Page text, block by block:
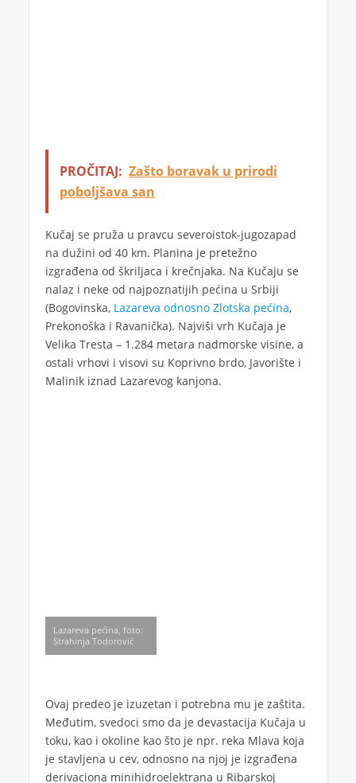
PROČITAJ: Zašto boravak u prirodi
poboljšava san
Kučaj se pruža u pravcu severoistok-jugozapad
na dužini od 40 km. Planina je pretežno
izgrađena od škriljaca i krečnjaka. Na Kučaju se
nalaz i neke od najpoznatijih pećina u Srbiji
(Bogovinska, Lazareva odnosno Zlotska pećina,
Prekonoška i Ravanička). Najviši vrh Kučaja je
Velika Tresta – 1.284 metara nadmorske visine, a
ostali vrhovi i visovi su Koprivno brdo, Javorište i
Malinik iznad Lazarevog kanjona.
Lazareva pećina, foto:
Strahinja Todorović
Ovaj predeo je izuzetan i potrebna mu je zaštita.
Međutim, svedoci smo da je devastacija Kučaja u
toku, kao i okoline kao što je npr. reka Mlava koja
je stavljena u cev, odnosno na njoj je izgrađena
derivaciona minihidroelektrana u Ribarskoj